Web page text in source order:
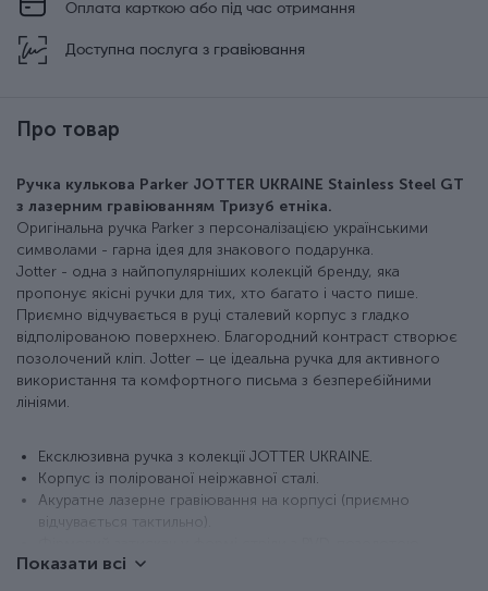
Оплата карткою або під час отримання
Доступна послуга з гравіювання
Про товар
Ручка кулькова Parker JOTTER UKRAINE Stainless Steel GT
з лазерним гравіюванням Тризуб етніка.
Оригінальна ручка Parker з персоналізацією українськими
символами - гарна ідея для знакового подарунка.
Jotter - одна з найпопулярніших колекцій бренду, яка
пропонує якісні ручки для тих, хто багато і часто пише.
Приємно відчувається в руці сталевий корпус з гладко
відполірованою поверхнею. Благородний контраст створює
позолочений кліп. Jotter – це ідеальна ручка для активного
використання та комфортного письма з безперебійними
лініями.
Ексклюзивна ручка з колекції JOTTER UKRAINE.
Корпус із полірованої неіржавної сталі.
Акуратне лазерне гравіювання на корпусі (приємно
відчувається тактильно).
Класична активація стрижня натисканням кнопки.
Показати всі